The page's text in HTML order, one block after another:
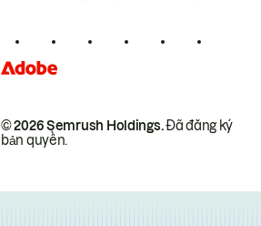
© 2026 Semrush Holdings.Đã đăng ký
bản quyền.